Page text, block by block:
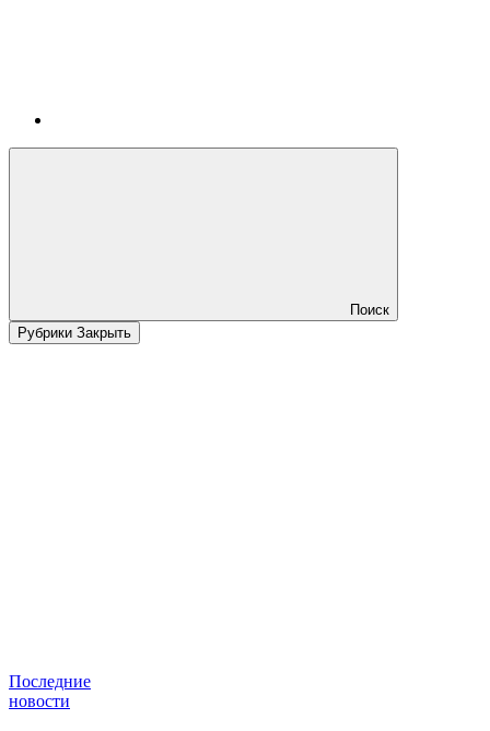
Поиск
Рубрики Закрыть
Последние
новости